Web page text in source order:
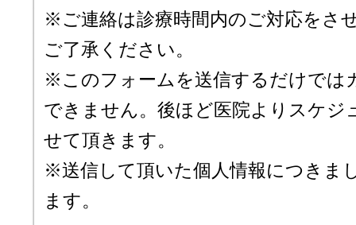
※ご連絡は診療時間内のご対応をさ
ご了承ください。
※このフォームを送信するだけでは
できません。後ほど医院よりスケジ
せて頂きます。
※送信して頂いた個人情報につきま
ます。